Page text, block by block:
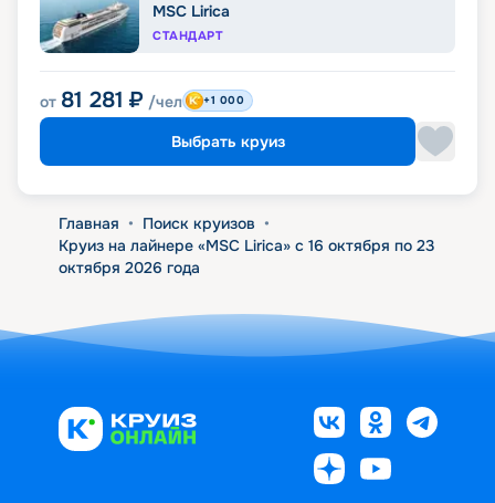
MSC Lirica
СТАНДАРТ
от 81 281 ₽ /чел +1 000
Выбрать круиз
Главная • Поиск круизов •
Круиз на лайнере «MSC Lirica» с 16 октября по 23
октября 2026 года